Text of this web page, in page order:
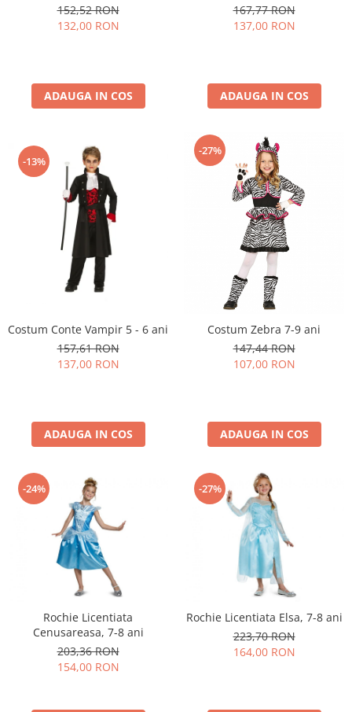
152,52 RON
132,00 RON
ADAUGA IN COS
167,77 RON
137,00 RON
ADAUGA IN COS
-13%
Costum Conte Vampir 5 - 6 ani
157,61 RON
137,00 RON
ADAUGA IN COS
-27%
Costum Zebra 7-9 ani
147,44 RON
107,00 RON
ADAUGA IN COS
-24%
Rochie Licentiata
Cenusareasa, 7-8 ani
203,36 RON
154,00 RON
-27%
Rochie Licentiata Elsa, 7-8 ani
223,70 RON
164,00 RON